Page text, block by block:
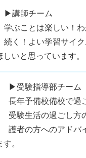
▶講師チーム
学ぶことは楽しい！
続く！よい学習サイ
いと思っています。
▶受験指導部チーム
長年予備校備校で過
受験生活の過ごし方
護者の方へのアドバ
。